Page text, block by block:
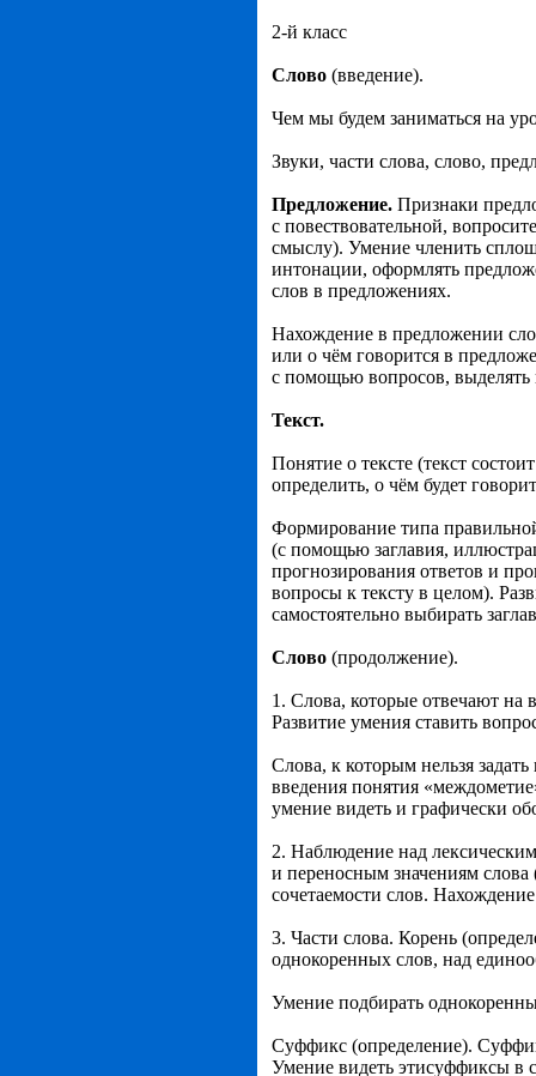
2-й класс
Слово (введение).
Чем мы будем заниматься на
Звуки, части слова, слово,
Предложение. Признаки
с повествовательной,
смыслу). Умение членить
интонации, оформлять
слов в предложениях.
Нахождение в предложении
или о чём говорится в
с помощью вопросов,
Текст.
Понятие о тексте (текст
определить, о чём будет
Формирование типа
(с помощью заглавия,
прогнозирования ответов и
вопросы к тексту в целом).
самостоятельно выбирать
Слово (продолжение).
1. Слова, которые отвечают на
Развитие умения ставить
Слова, к которым нельзя
введения понятия
умение видеть и графически
2. Наблюдение над
и переносным значениям слова
сочетаемости слов.
3. Части слова. Корень
однокоренных слов, над
Умение подбирать
Суффикс (определение).
Умение видеть этисуффиксы в